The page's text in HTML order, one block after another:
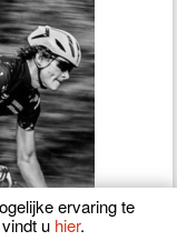
ervaring te
u hier.